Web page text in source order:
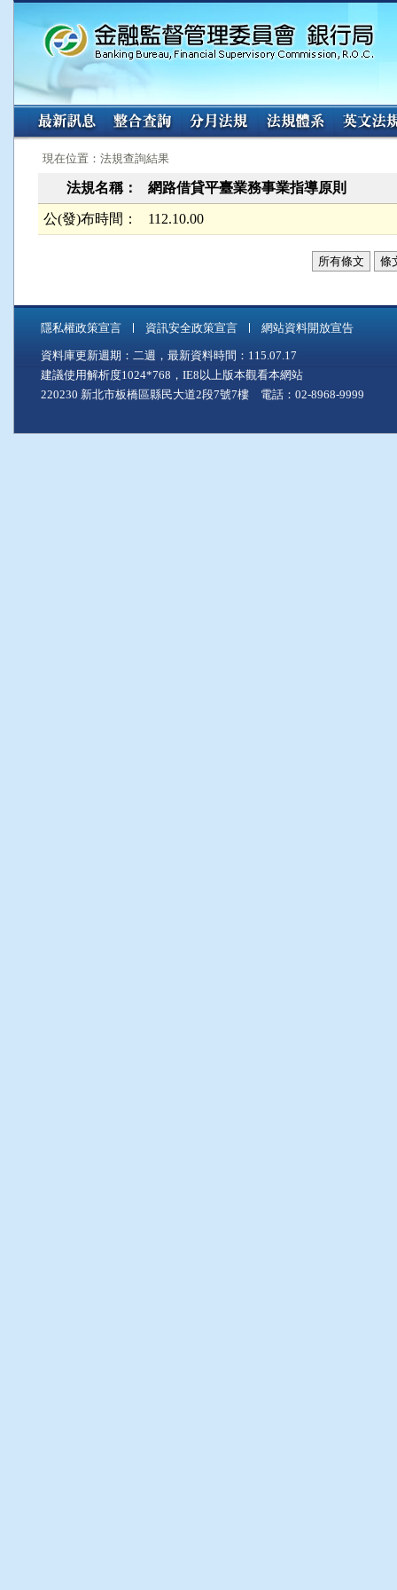
:::
現在位置：法規查詢結果
法規名稱： 網路借貸平臺業務事業指導原則
公(發)布時間： 112.10.00
所有條文 條
隱私權政策宣言 資訊安全政策宣言 網站資料開放宣告
資料庫更新週期：二週，最新資料時間：115.07.17
建議使用解析度1024*768，IE8以上版本觀看本網站
220230 新北市板橋區縣民大道2段7號7樓 電話：02-8968-9999